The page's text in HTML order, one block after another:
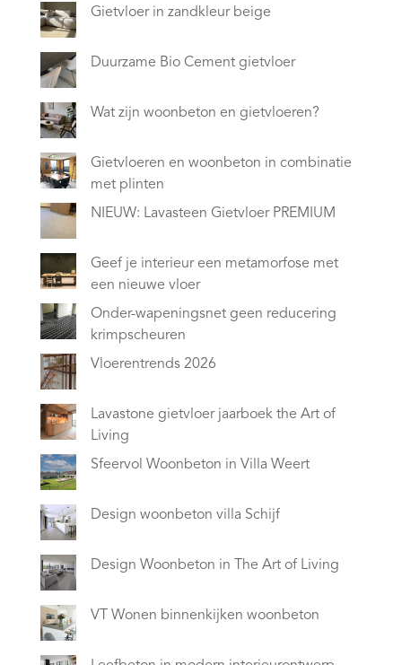
Gietvloer in zandkleur beige
Duurzame Bio Cement gietvloer
Wat zijn woonbeton en gietvloeren?
Gietvloeren en woonbeton in combinatie
met plinten
NIEUW: Lavasteen Gietvloer PREMIUM
Geef je interieur een metamorfose met
een nieuwe vloer
Onder-wapeningsnet geen reducering
krimpscheuren
Vloerentrends 2026
Lavastone gietvloer jaarboek the Art of
Living
Sfeervol Woonbeton in Villa Weert
Design woonbeton villa Schijf
Design Woonbeton in The Art of Living
VT Wonen binnenkijken woonbeton